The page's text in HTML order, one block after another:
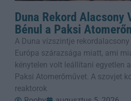
Duna Rekord Alacsony
Bénul a Paksi
A Duna vízszintje
Európa szárazsága miatt, ami
kénytelen volt leállítani egyetlen
Paksi Atomerőművet. A szovjet
reaktorok